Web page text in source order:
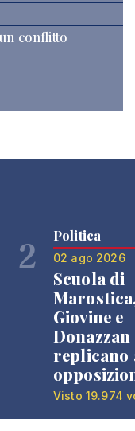
conflitto
2 Politica
02 ago 2026
Scuola di
Giovine e
Donazzan
replicano
Visto 19.974